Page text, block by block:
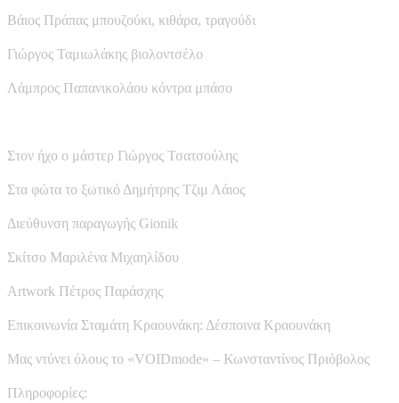
Βάιος Πράπας μπουζούκι, κιθάρα, τραγούδι
Γιώργος Ταμιωλάκης βιολοντσέλο
Λάμπρος Παπανικολάου κόντρα μπάσο
Στον ήχο ο μάστερ Γιώργος Τσατσούλης
Στα φώτα το ξωτικό Δημήτρης Τζιμ Λάιος
Διεύθυνση παραγωγής Gionik
Σκίτσο Μαριλένα Μιχαηλίδου
Artwork Πέτρος Παράσχης
Επικοινωνία Σταμάτη Κραουνάκη: Δέσποινα Κραουνάκη
Μας ντύνει όλους το «VOIDmode» – Κωνσταντίνος Πριόβολος
Πληροφορίες: